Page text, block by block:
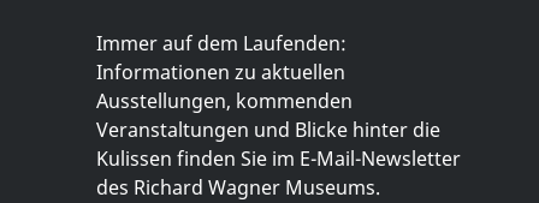
Immer auf dem Laufenden:
Informationen zu aktuellen
Ausstellungen, kommenden
Veranstaltungen und Blicke hinter die
Kulissen finden Sie im E-Mail-Newsletter
des Richard Wagner Museums.